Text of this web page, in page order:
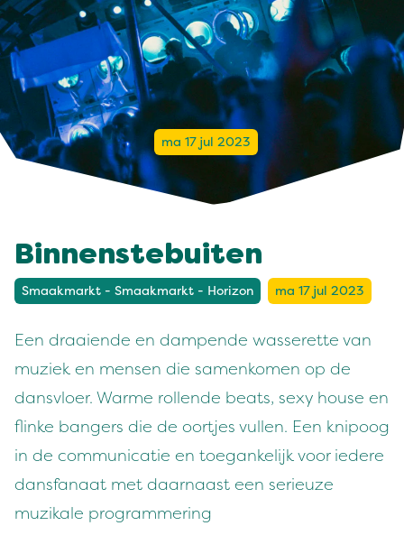
ma 17 jul 2023
Binnenstebuiten
Smaakmarkt - Smaakmarkt - Horizon ma 17 jul 2023
Een draaiende en dampende wasserette van
muziek en mensen die samenkomen op de
dansvloer. Warme rollende beats, sexy house en
flinke bangers die de oortjes vullen. Een knipoog
in de communicatie en toegankelijk voor iedere
dansfanaat met daarnaast een serieuze
muzikale programmering